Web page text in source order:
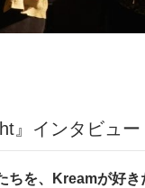
』インタビュー
ちを、Kreamが好